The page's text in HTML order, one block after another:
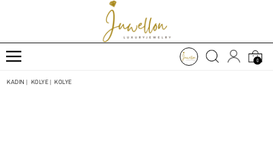
0
KADIN KOLYE KOLYE